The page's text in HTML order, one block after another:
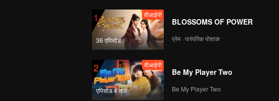
1
36 एपिसोड
वीआईपी
BLOSSOMS OF POWER
प्रेम · पारंपरिक पोशाक
2
एपिसोड 4 तक
वीआईपी
Be My Player Two
Be My Player Two